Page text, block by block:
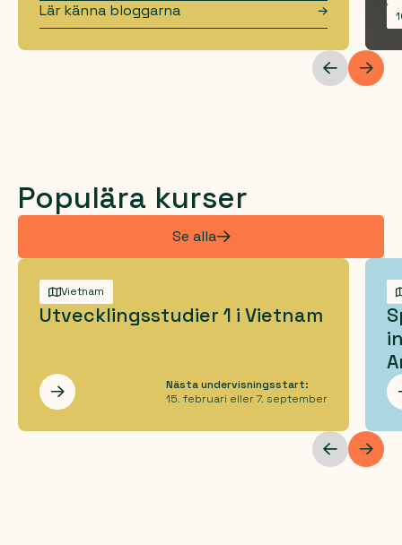
Lär känna bloggarna
Populära kurser
Se alla
Vietnam
Utvecklingsstudier 1 i Vietnam
Les mer
Nästa undervisningsstart:
15. februari eller 7. september